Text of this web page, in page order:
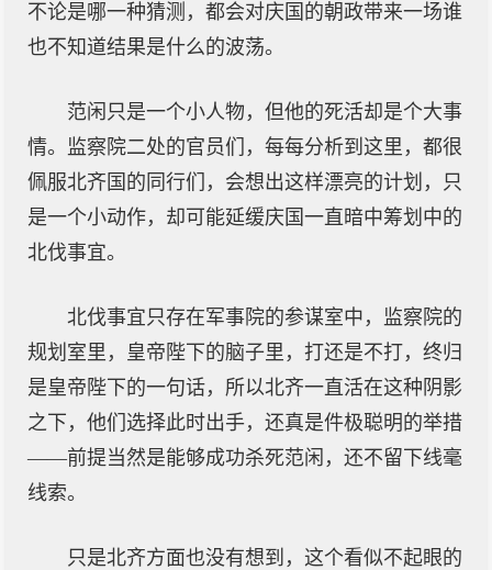
不论是哪一种猜测，都会对庆国的朝政带来一场谁
也不知道结果是什么的波荡。
范闲只是一个小人物，但他的死活却是个大事
情。监察院二处的官员们，每每分析到这里，都很
佩服北齐国的同行们，会想出这样漂亮的计划，只
是一个小动作，却可能延缓庆国一直暗中筹划中的
北伐事宜。
北伐事宜只存在军事院的参谋室中，监察院的
规划室里，皇帝陛下的脑子里，打还是不打，终归
是皇帝陛下的一句话，所以北齐一直活在这种阴影
之下，他们选择此时出手，还真是件极聪明的举措
——前提当然是能够成功杀死范闲，还不留下线毫
线索。
只是北齐方面也没有想到，这个看似不起眼的